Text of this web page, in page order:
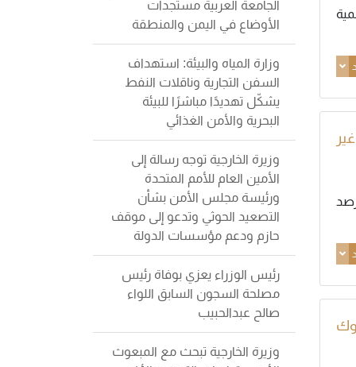
الجامعة العربية مستجدات
الأوضاع في اليمن والمنطقة
وزارة المياه والبيئة: استهداف
السفن التجارية وناقلات النفط
يشكّل تهديدًا مباشرًا للبيئة
البحرية والأمن الغذائي
وزيرة الخارجية توجه رسالة إلى
الأمين العام للأمم المتحدة
ورئيسة مجلس الأمن بشأن
التصعيد الحوثي وتدعو إلى موقف
حازم ودعم مؤسسات الدولة
رئيس الوزراء يعزي بوفاة رئيس
مصلحة السجون السابق اللواء
صالح عبدالحبيب
وزيرة الخارجية تبحث مع المبعوث